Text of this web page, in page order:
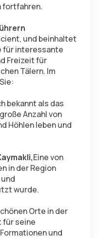
fortfahren.
und beinhaltet
für interessante
Freizeit für
Tälern. Im
bekannt als das
Anzahl von
Höhlen leben und
Eine von
in der Region
wurde.
Orte in der
für seine
und